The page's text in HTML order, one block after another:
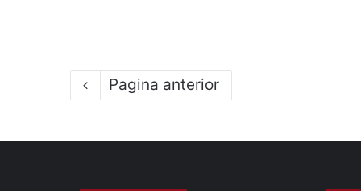
Pagina anterior